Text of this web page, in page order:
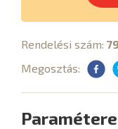
Rendelési szám:
Megosztás: